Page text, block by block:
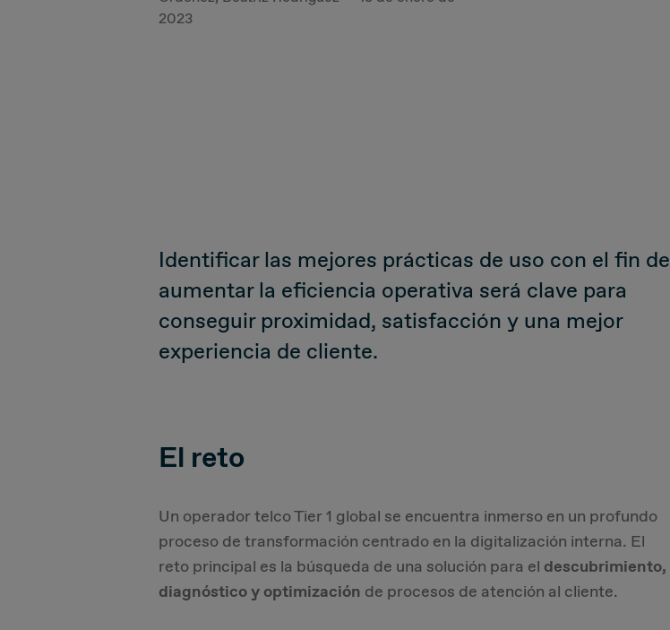
2023
Identificar las mejores prácticas de uso con el fin de
aumentar la eficiencia operativa será clave para
conseguir proximidad, satisfacción y una mejor
experiencia de cliente.
El reto
Un operador telco Tier 1 global se encuentra inmerso en un profundo
proceso de transformación centrado en la digitalización interna. El
reto principal es la búsqueda de una solución para el descubrimiento,
diagnóstico y optimización de procesos de atención al cliente.